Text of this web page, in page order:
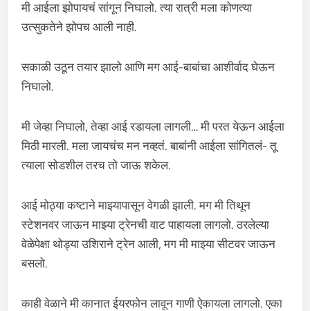
मी आईला झोपायचं सांगून निघालो. त्या रात्री मला कोणत्या
उत्सुकतेने झोपच आली नाही.
सकाळी उठून तयार झालो आणि मग आई-बाबांचा आशीर्वाद घेऊन
निघालो.
मी जेव्हा निघालो, तेव्हा आई रडायला लागली… मी परत येऊन आईला
मिठी मारली. मला जायचंच मन नव्हतं. बाबांनी आईला सांगितलं- तू
त्याला सोडशील तरच तो जाऊ शकेल.
आई मोठ्या कष्टाने माझ्यापासून वेगळी झाली. मग मी तिथून
स्टेशनवर जाऊन माझ्या ट्रेनची वाट पाहायला लागलो. ठरलेल्या
वेळेपेक्षा थोड्या उशिराने ट्रेन आली, मग मी माझ्या सीटवर जाऊन
बसलो.
काही वेळाने मी कानात ईयरफोन लावून गाणी ऐकायला लागलो. एका